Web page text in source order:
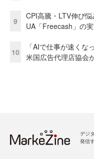
9
CPI高騰・LTV伸び
UA「Freecash」の
10
「AIで仕事が速く
米国広告代理店協会
デジ
発信